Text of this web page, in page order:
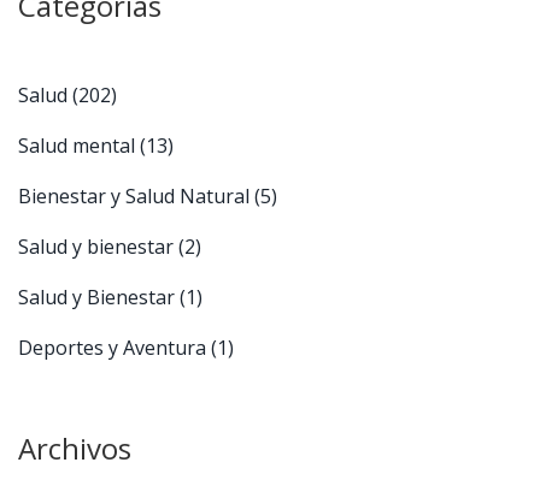
Salud (202)
Salud mental (13)
Bienestar y Salud Natural (5)
Salud y bienestar(2)
Salud y Bienestar(1)
Deportes y Aventura (1)
Archivos